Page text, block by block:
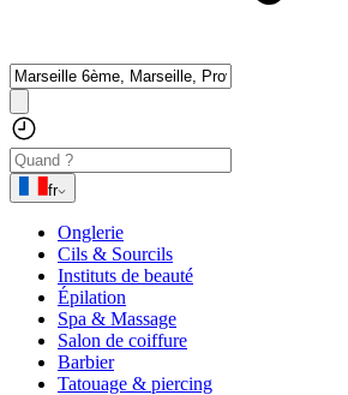
fr
Onglerie
Cils & Sourcils
Instituts de beauté
Épilation
Spa & Massage
Salon de coiffure
Barbier
Tatouage & piercing